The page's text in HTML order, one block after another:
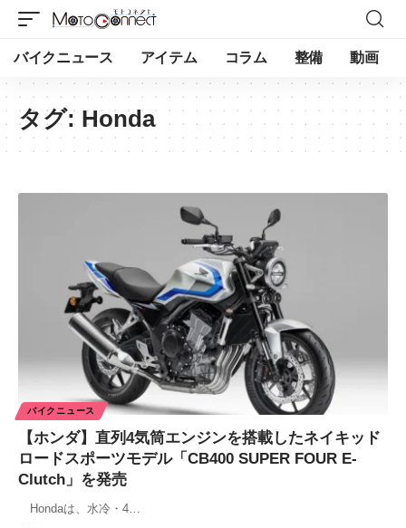
バイクニュース アイテム コラム 整備 動画
タグ: Honda
バイクニュース
【ホンダ】直列4気筒エンジンを搭載したネイキッド
ロードスポーツモデル「CB400 SUPER FOUR E-
Clutch」を発売
Hondaは、水冷・4…